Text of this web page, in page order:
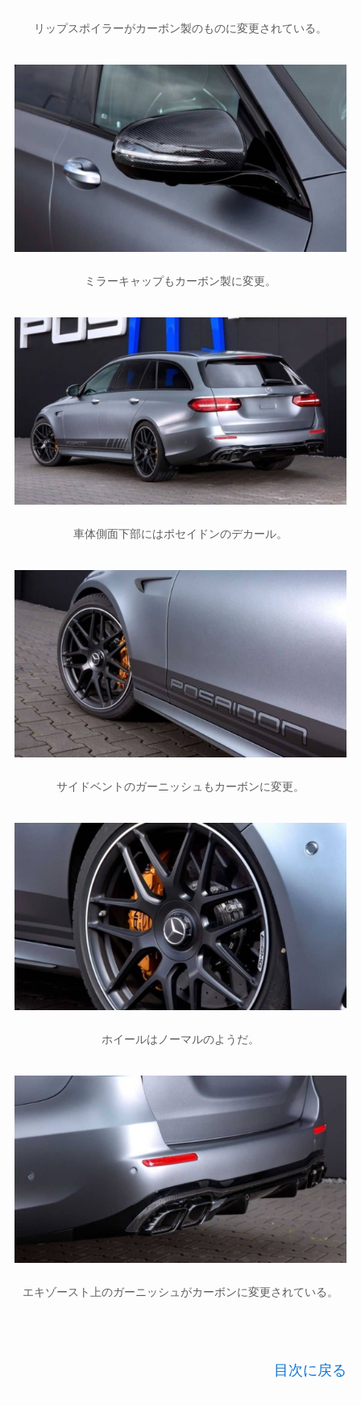
リップスポイラーがカーボン製のものに変更されている。
ミラーキャップもカーボン製に変更。
車体側面下部にはポセイドンのデカール。
サイドベントのガーニッシュもカーボンに変更。
ホイールはノーマルのようだ。
エキゾースト上のガーニッシュがカーボンに変更されている。
目次に戻る